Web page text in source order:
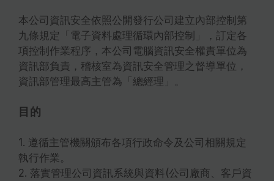
本公司資訊安全依照公開發行公司建立內部控制第
九條規定「電子資料處理循環內部控制」，訂定各
項控制作業程序，本公司電腦資訊安全權責單位為
資訊部負責，稽核室為資訊安全管理之督導單位，
資訊部管理最高主管為「總經理」。
目的
1. 遵循主管機關頒布各項行政命令及公司相關規定
執行作業。
2. 落實管理公司資訊系統與資料(公司廠商、客戶資